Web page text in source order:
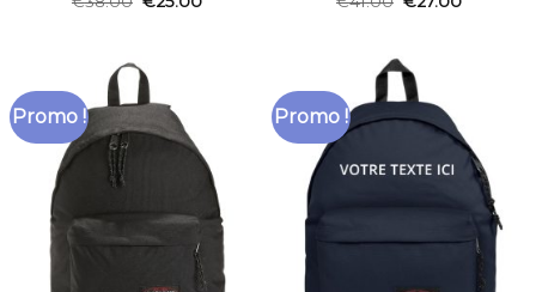
Promo ! Promo !